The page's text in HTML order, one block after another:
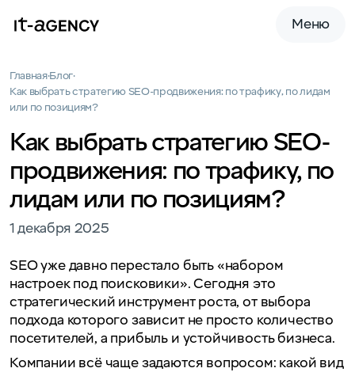
Меню
ГлавнаяБлог
Как выбрать стратегию SEO-продвижения: по трафику, по лидам
или по позициям?
Как выбрать стратегию SEO-
продвижения: по трафику, по
лидам или по позициям?
1 декабря 2025
SEO уже давно перестало быть «набором
настроек под поисковики». Сегодня это
стратегический инструмент роста, от выбора
подхода которого зависит не просто количество
посетителей, а прибыль и устойчивость бизнеса.
Компании всё чаще задаются вопросом: какой вид